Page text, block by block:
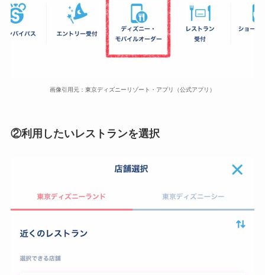
画像引用元：東京ディズニーリゾート・アプリ（公式アプリ）
②利用したいレストランを選択